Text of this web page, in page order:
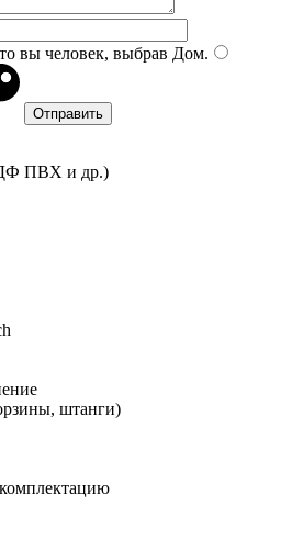
вы человек, выбрав Дом.
ПВХ и др.)
штанги)
комплектацию